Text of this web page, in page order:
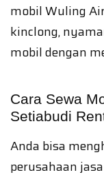
mobil Wuling
kinclong,
mobil dengan
Cara Sewa
Setiabudi
Anda bisa
perusahaan